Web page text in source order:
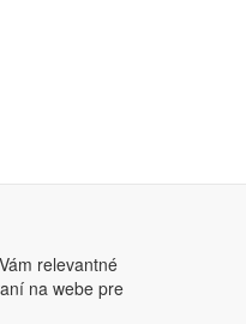
relevantné
na webe pre